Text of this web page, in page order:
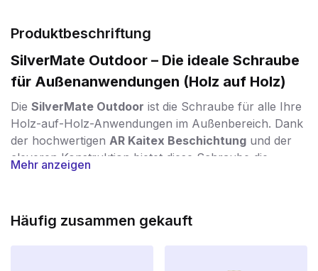
Produktbeschriftung
SilverMate Outdoor – Die ideale Schraube
für Außenanwendungen (Holz auf Holz)
Die SilverMate Outdoor ist die Schraube für alle Ihre
Holz-auf-Holz-Anwendungen im Außenbereich. Dank
der hochwertigen AR Kaitex Beschichtung und der
cleveren Konstruktion bietet diese Schraube die
perfekte Kombination aus
Schutz vor Wind und Wetter
Mehr anzeigen
Häufig zusammen gekauft